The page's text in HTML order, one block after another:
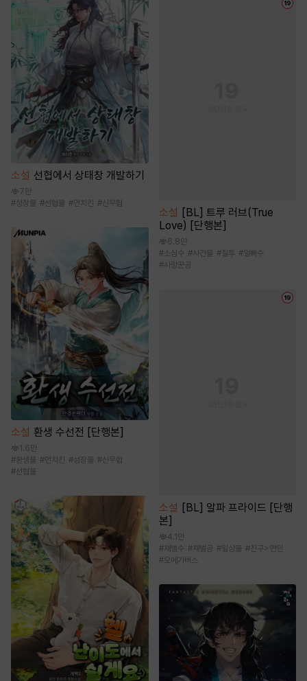
소설 선협에서 상태창 개발하기
7만
#성장물 #선협물 #먼치킨 #신무협
소설 환생 수선전 [단행본]
1.6만
# 환생물 #먼치킨 #성장물 #신무협
#선협물
소설
[BL] 트루 러브(True
Love) [단행본]
6.8만
#소심수 #사건물 #질투 #얼빠수
#사랑꾼공
소설 [BL] 알파 프라이드 [단행
본]
4.1만
#재벌수 #재벌공 #일상물 #친구>연인
#오메가버스